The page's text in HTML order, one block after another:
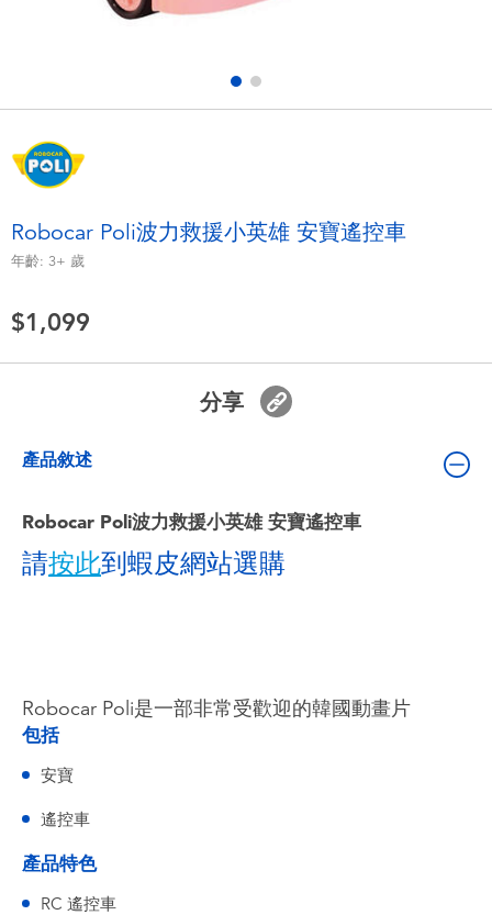
益智學習玩具
派對用品
電池
任天堂 Switch
生活雜貨
Disney Frozen迪士尼冰雪奇緣
NERF熱火
Robocar Poli波力救援小英雄 安寶遙控車
年齡: 3+ 歲
$1,099
分享
產品敘述
Robocar Poli波力救援小英雄 安寶遙控車
請按此到蝦皮網站選購
Robocar Poli是一部非常受歡迎的韓國動畫片
包括
安寶
遙控車
產品特色
RC 遙控車